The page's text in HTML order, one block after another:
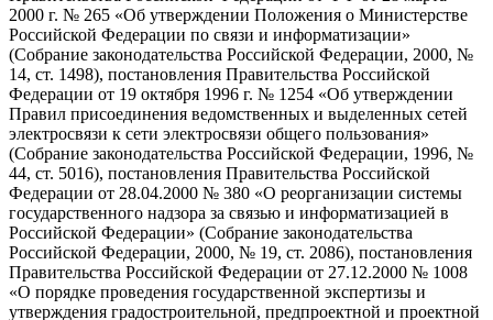
2000 г. № 265 «Об утверждении Положения о Министерстве
Российской Федерации по связи и информатизации»
(Собрание законодательства Российской Федерации, 2000, №
14, ст. 1498), постановления Правительства Российской
Федерации от 19 октября 1996 г. № 1254 «Об утверждении
Правил присоединения ведомственных и выделенных сетей
электросвязи к сети электросвязи общего пользования»
(Собрание законодательства Российской Федерации, 1996, №
44, ст. 5016), постановления Правительства Российской
Федерации от 28.04.2000 № 380 «О реорганизации системы
государственного надзора за связью и информатизацией в
Российской Федерации» (Собрание законодательства
Российской Федерации, 2000, № 19, ст. 2086), постановления
Правительства Российской Федерации от 27.12.2000 № 1008
«О порядке проведения государственной экспертизы и
утверждения градостроительной, предпроектной и проектной